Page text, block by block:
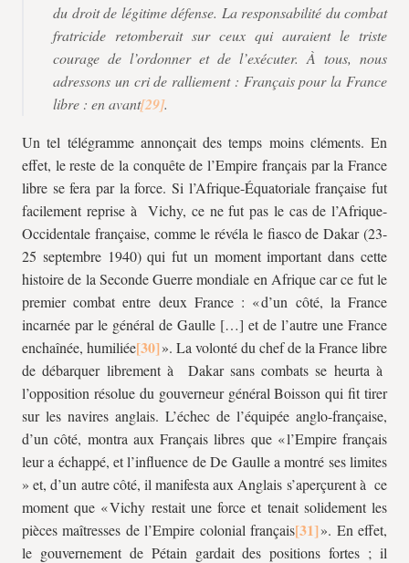
du droit de légitime défense. La responsabilité du combat
fratricide retomberait sur ceux qui auraient le triste
courage de l’ordonner et de l’exécuter. À tous, nous
adressons un cri de ralliement : Français pour la France
libre : en avant
.
Un tel télégramme annonçait des temps moins cléments. En
effet, le reste de la conquête de l’Empire français par la France
libre se fera par la force. Si l’Afrique-Équatoriale française fut
facilement reprise à Vichy, ce ne fut pas le cas de l’Afrique-
Occidentale française, comme le révéla le fiasco de Dakar (23-
25 septembre 1940) qui fut un moment important dans cette
histoire de la Seconde Guerre mondiale en Afrique car ce fut le
premier combat entre deux France : « d’un côté, la France
incarnée par le général de Gaulle […] et de l’autre une France
enchaînée, humiliée
». La volonté du chef de la France libre
de débarquer librement à Dakar sans combats se heurta à
l’opposition résolue du gouverneur général Boisson qui fit tirer
sur les navires anglais. L’échec de l’équipée anglo-française,
d’un côté, montra aux Français libres que « l’Empire français
leur a échappé, et l’influence de De Gaulle a montré ses limites
» et, d’un autre côté, il manifesta aux Anglais s’aperçurent à ce
moment que « Vichy restait une force et tenait solidement les
pièces maîtresses de l’Empire colonial français
». En effet,
le gouvernement de Pétain gardait des positions fortes ; il